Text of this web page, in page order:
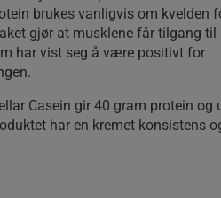
brukes vanligvis om kvelden
gjør at musklene får tilgang til
har vist seg å være positivt for
Casein gir 40 gram protein og
har en kremet konsistens